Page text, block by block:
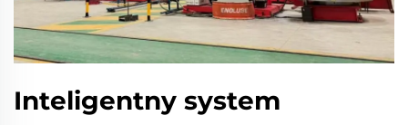
Inteligentny system